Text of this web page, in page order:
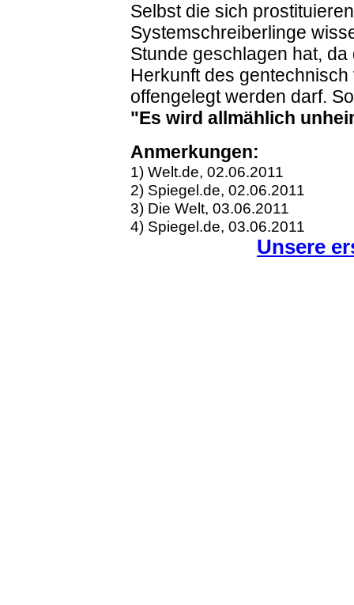
Selbst die sich
Systemschreiberlinge
Stunde geschlagen hat, da
Herkunft des
offengelegt werden darf.
"Es wird allmählich
Anmerkungen:
1) Welt.de, 02.06.2011
2) Spiegel.de, 02.06.2011
3) Die Welt, 03.06.2011
4) Spiegel.de, 03.06.2011
Unsere